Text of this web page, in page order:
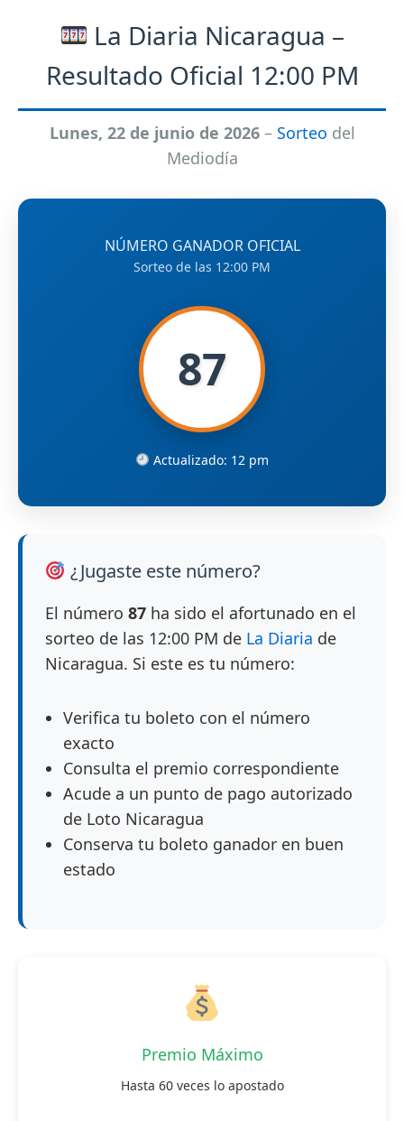
La Diaria Nicaragua –
Resultado Oficial 12:00 PM
Lunes, 22 de junio de 2026– Sorteo del
Mediodía
NÚMERO GANADOR OFICIAL
Sorteo de las 12:00 PM
87
Actualizado: 12 pm
¿Jugaste este número?
El número 87 ha sido el afortunado en el
sorteo de las 12:00 PM de La Diaria de
Nicaragua. Si este es tu número:
Verifica tu boleto con el número
exacto
Consulta el premio correspondiente
Acude a un punto de pago autorizado
de Loto Nicaragua
Conserva tu boleto ganador en buen
estado
Premio Máximo
Hasta 60 veces lo apostado